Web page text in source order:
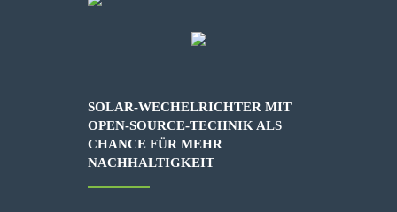
SOLAR-WECHELRICHTER MIT
OPEN-SOURCE-TECHNIK ALS
CHANCE FÜR MEHR
NACHHALTIGKEIT